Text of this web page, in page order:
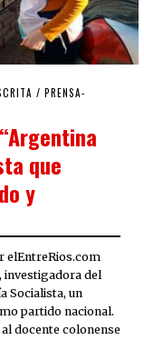
/ PRENSA-
que
y
elEntreRios.com
investigadora del
Socialista, un
partido nacional.
docente colonense